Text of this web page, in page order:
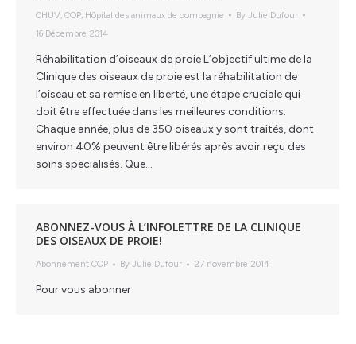
CHUV COP Hôpital des animaux de compagnie By Julie Dufour
16 Décembre 2014
Réhabilitation d’oiseaux de proie L’objectif ultime de la
Clinique des oiseaux de proie est la réhabilitation de
l’oiseau et sa remise en liberté, une étape cruciale qui
doit être effectuée dans les meilleures conditions.
Chaque année, plus de 350 oiseaux y sont traités, dont
environ 40% peuvent être libérés après avoir reçu des
soins specialisés. Que…
ABONNEZ-VOUS À L’INFOLETTRE DE LA CLINIQUE
DES OISEAUX DE PROIE!
Abonnement COP By Julie Dufour 27 novembre 2014
Pour vous abonner